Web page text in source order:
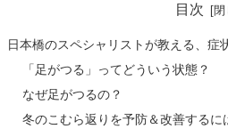
目次
日本橋のスペシャリストが教える、症
「足がつる」ってどういう状態？
なぜ足がつるの？
冬のこむら返りを予防＆改善するに